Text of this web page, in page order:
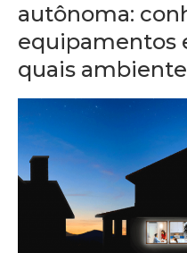
autônoma:
equipamentos
quais